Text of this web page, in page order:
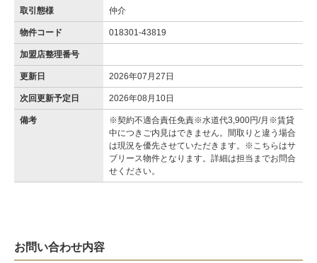
取引態様 仲介
物件コード 018301-43819
加盟店整理番号
更新日 2026年07月27日
次回更新予定日 2026年08月10日
備考
※契約不適合責任免責※水道代3,900円/月※賃貸
中につきご内見はできません。間取りと違う場合
は現況を優先させていただきます。※こちらはサ
ブリース物件となります。詳細は担当までお問合
せください。
お問い合わせ内容